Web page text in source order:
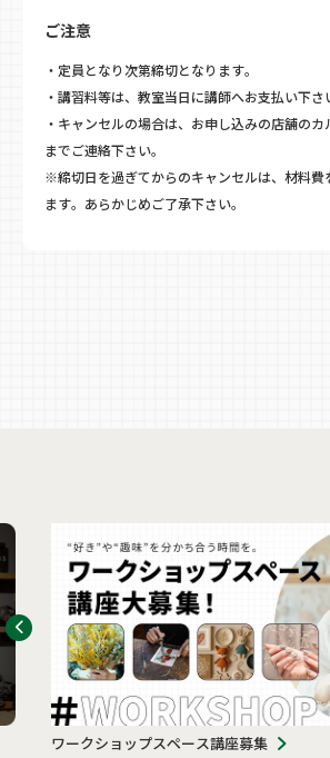
ご注意
・定員となり次第締切となります。
・講習料等は、教室当日に講師へお支払い下さ
・キャンセルの場合は、お申し込みの店舗の
までご連絡下さい。
※締切日を過ぎてからのキャンセルは、材料費
ます。あらかじめご了承下さい。
ワークショップスペース講座募集